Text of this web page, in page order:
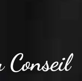
Conseil